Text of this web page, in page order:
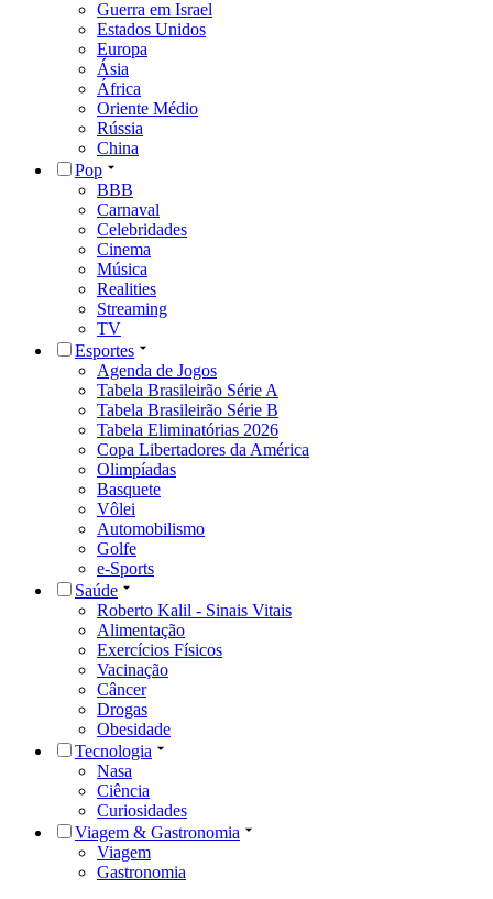
Guerra em Israel
Estados Unidos
Europa
Ásia
África
Oriente Médio
Rússia
China
Pop
BBB
Carnaval
Celebridades
Cinema
Música
Realities
Streaming
TV
Esportes
Agenda de Jogos
Tabela Brasileirão Série A
Tabela Brasileirão Série B
Tabela Eliminatórias 2026
Copa Libertadores da América
Olimpíadas
Basquete
Vôlei
Automobilismo
Golfe
e-Sports
Saúde
Roberto Kalil - Sinais Vitais
Alimentação
Exercícios Físicos
Vacinação
Câncer
Drogas
Obesidade
Tecnologia
Nasa
Ciência
Curiosidades
Viagem & Gastronomia
Viagem
Gastronomia